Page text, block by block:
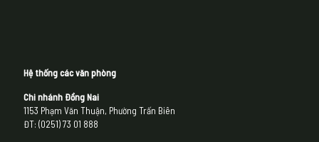
Hệ thống các văn phòng
Chi nhánh Đồng Nai
1153 Phạm Văn Thuận, Phường Trấn Biên
ĐT: (0251) 73 01 888